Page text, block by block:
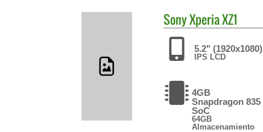
SonyXperia XZ1
5.2" (1920x1080)
IPS LCD
4GB
Snapdragon 835
SoC
64GB
Almacenamiento